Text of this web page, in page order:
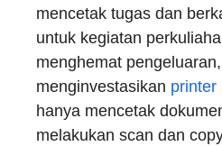
mencetak tugas dan
untuk kegiatan
menghemat
menginvestasikan printer
hanya mencetak
melakukan scan dan